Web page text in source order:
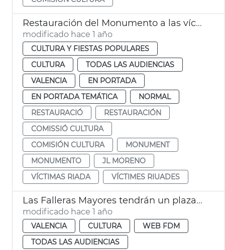
Restauración del Monumento a las víctimas de las riadas
modificado hace 1 año
CULTURA Y FIESTAS POPULARES
CULTURA
TODAS LAS AUDIENCIAS
VALENCIA
EN PORTADA
EN PORTADA TEMÁTICA
NORMAL
RESTAURACIÓ
RESTAURACIÓN
COMISSIÓ CULTURA
COMISIÓN CULTURA
MONUMENT
MONUMENTO
JL MORENO
VÍCTIMAS RIADA
VÍCTIMES RIUADES
Las Falleras Mayores tendrán un plaza en su honor
modificado hace 1 año
VALENCIA CULTURA
WEB FDM
TODAS LAS AUDIENCIAS